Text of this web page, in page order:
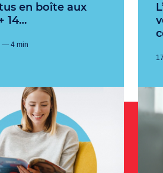
14…
— 4 min
L’imprimé